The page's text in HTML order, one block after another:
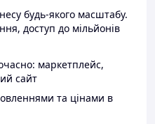
будь-якого масштабу.
доступ до мільйонів
маркетплейс,
сайт
та цінами в